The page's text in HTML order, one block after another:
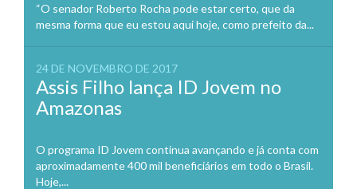
“O senador Roberto Rocha pode estar certo, que da
mesma forma que eu estou aqui hoje, como prefeito da...
24 DE NOVEMBRO DE 2017
Assis Filho lança ID Jovem no
Amazonas
O programa ID Jovem continua avançando e já conta com
aproximadamente 400 mil beneficiários em todo o Brasil.
Hoje,...